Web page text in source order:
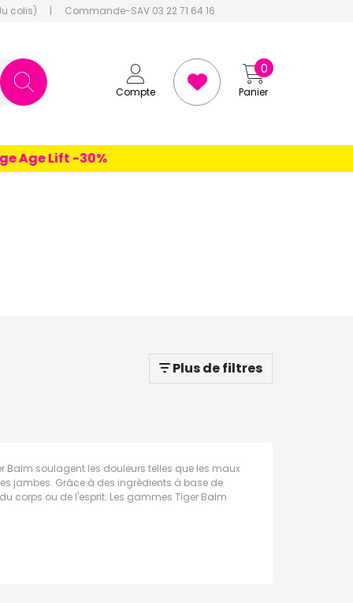
colis) | Commande-SAV 03 22 71 64 16
Compte Panier
0
Lift -30%
Plus de filtres
Balm soulagent les douleurs telles que les maux
jambes. Grâce à des ingrédients à base de
corps ou de l'esprit. Les gammes Tiger Balm